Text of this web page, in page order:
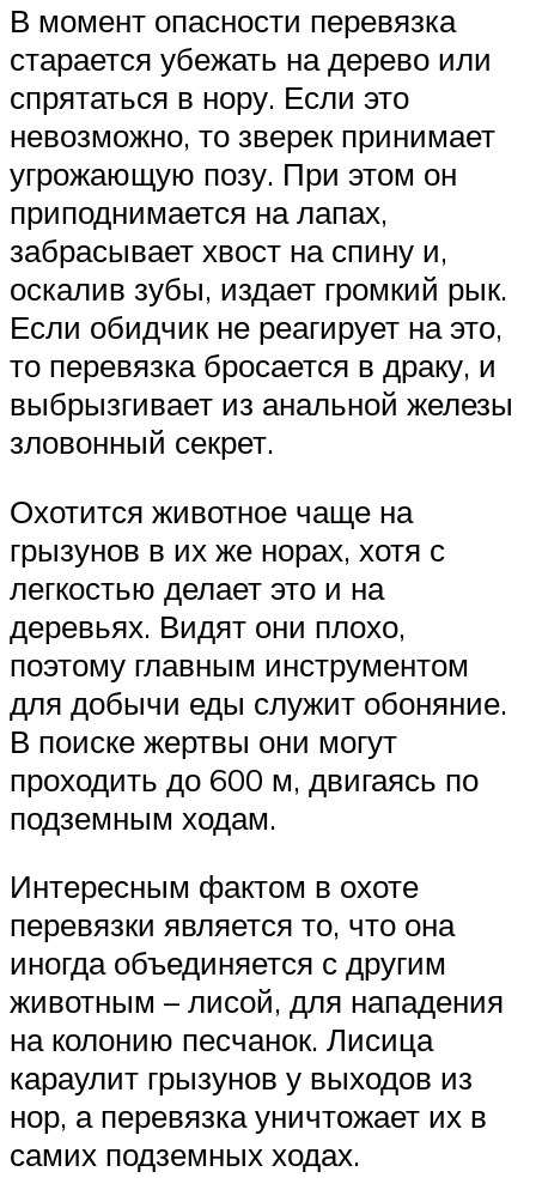
В момент опасности перевязка
старается убежать на дерево или
спрятаться в нору. Если это
невозможно, то зверек принимает
угрожающую позу. При этом он
приподнимается на лапах,
забрасывает хвост на спину и,
оскалив зубы, издает громкий рык.
Если обидчик не реагирует на это,
то перевязка бросается в драку, и
выбрызгивает из анальной железы
зловонный секрет.
Охотится животное чаще на
грызунов в их же норах, хотя с
легкостью делает это и на
деревьях. Видят они плохо,
поэтому главным инструментом
для добычи еды служит обоняние.
В поиске жертвы они могут
проходить до 600 м, двигаясь по
подземным ходам.
Интересным фактом в охоте
перевязки является то, что она
иногда объединяется с другим
животным – лисой, для нападения
на колонию песчанок. Лисица
караулит грызунов у выходов из
нор, а перевязка уничтожает их в
самих подземных ходах.